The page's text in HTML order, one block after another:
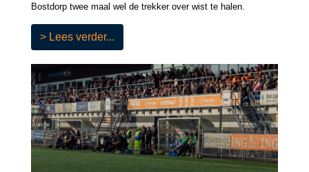
Bostdorp twee maal wel de trekker over wist te halen.
> Lees verder...